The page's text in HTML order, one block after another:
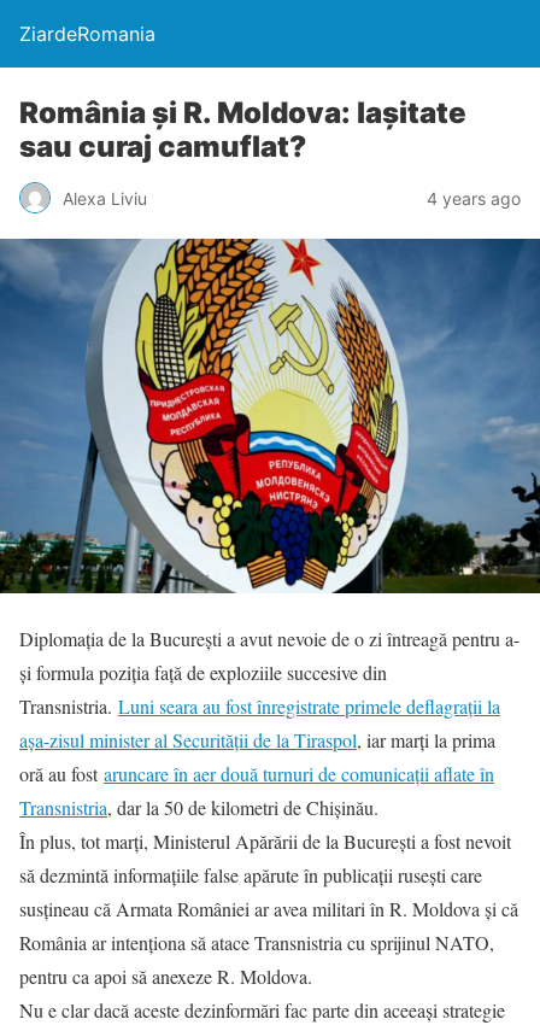
ZiardeRomania
România și R. Moldova: lașitate
sau curaj camuflat?
Alexa Liviu 4 years ago
Diplomația de la București a avut nevoie de o zi întreagă pentru a-
și formula poziția față de exploziile succesive din
Transnistria. Luni seara au fost înregistrate primele deflagrații la
așa-zisul minister al Securității de la Tiraspol, iar marți la prima
oră au fostaruncare în aer două turnuri de comunicații aflate în
Transnistria, dar la 50 de kilometri de Chișinău.
În plus, tot marți, Ministerul Apărării de la București a fost nevoit
să dezmintă informațiile false apărute în publicații rusești care
susțineau că Armata României ar avea militari în R. Moldova și că
România ar intenționa să atace Transnistria cu sprijinul NATO,
pentru ca apoi să anexeze R. Moldova.
Nu e clar dacă aceste dezinformări fac parte din aceeași strategie